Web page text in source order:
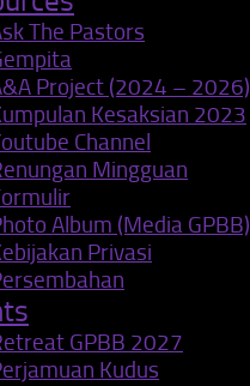
The Pastors
Project (2024 – 2026)
Kesaksian 2023
Channel
Mingguan
Album (Media GPBB)
Privasi
GPBB 2027
Kudus